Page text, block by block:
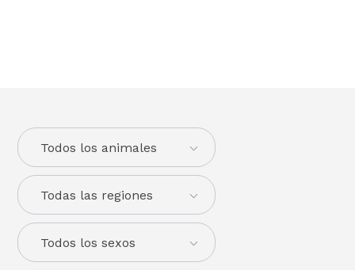
Todas las regiones
Todos los animales
Todos los sexos